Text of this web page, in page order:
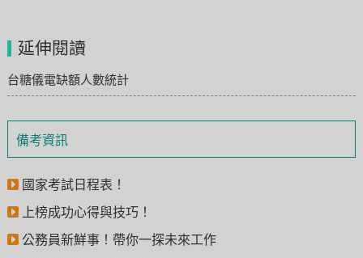
備考資訊
國家考試日程表！
上榜成功心得與技巧！
公務員新鮮事！帶你一探未來工作
延伸閱讀
台糖儀電缺額人數統計